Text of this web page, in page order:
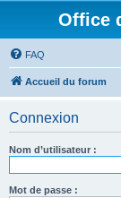
Office
FAQ
Accueil du forum
Connexion
Nom d’utilisateur :
Mot de passe :